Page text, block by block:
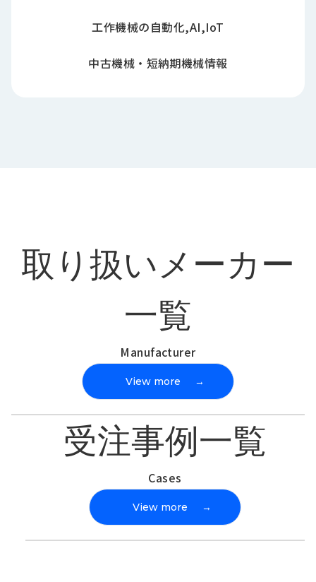
工作機械の自動化,AI,IoT
中古機械・短納期機械情報
取り扱いメーカー
一覧
Manufacturer
View more →
受注事例一覧
Cases
View more →